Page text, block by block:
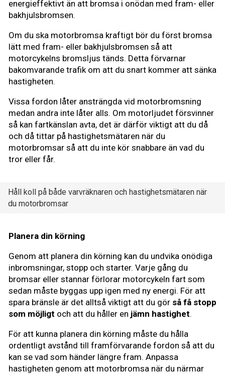
energieffektivt än att bromsa i onödan med fram- eller
bakhjulsbromsen.
Om du ska motorbromsa kraftigt bör du först bromsa
lätt med fram- eller bakhjulsbromsen så att
motorcykelns bromsljus tänds. Detta förvarnar
bakomvarande trafik om att du snart kommer att sänka
hastigheten.
Vissa fordon låter ansträngda vid motorbromsning
medan andra inte låter alls. Om motorljudet försvinner
så kan fartkänslan avta, det är därför viktigt att du då
och då tittar på hastighetsmätaren när du
motorbromsar så att du inte kör snabbare än vad du
tror eller får.
Håll koll på både varvräknaren och hastighetsmätaren när
du motorbromsar
Planera din körning
Genom att planera din körning kan du undvika onödiga
inbromsningar, stopp och starter. Varje gång du
bromsar eller stannar förlorar motorcykeln fart som
sedan måste byggas upp igen med ny energi. För att
spara bränsle är det alltså viktigt att du gör så få stopp
som möjligt och att du håller en jämn hastighet.
För att kunna planera din körning måste du hålla
ordentligt avstånd till framförvarande fordon så att du
kan se vad som händer längre fram. Anpassa
hastigheten genom att motorbromsa när du närmar